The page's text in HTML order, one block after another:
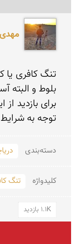
توجه به
دسته‌بندی
کلید‌واژه تنگ
1.1K بازدید